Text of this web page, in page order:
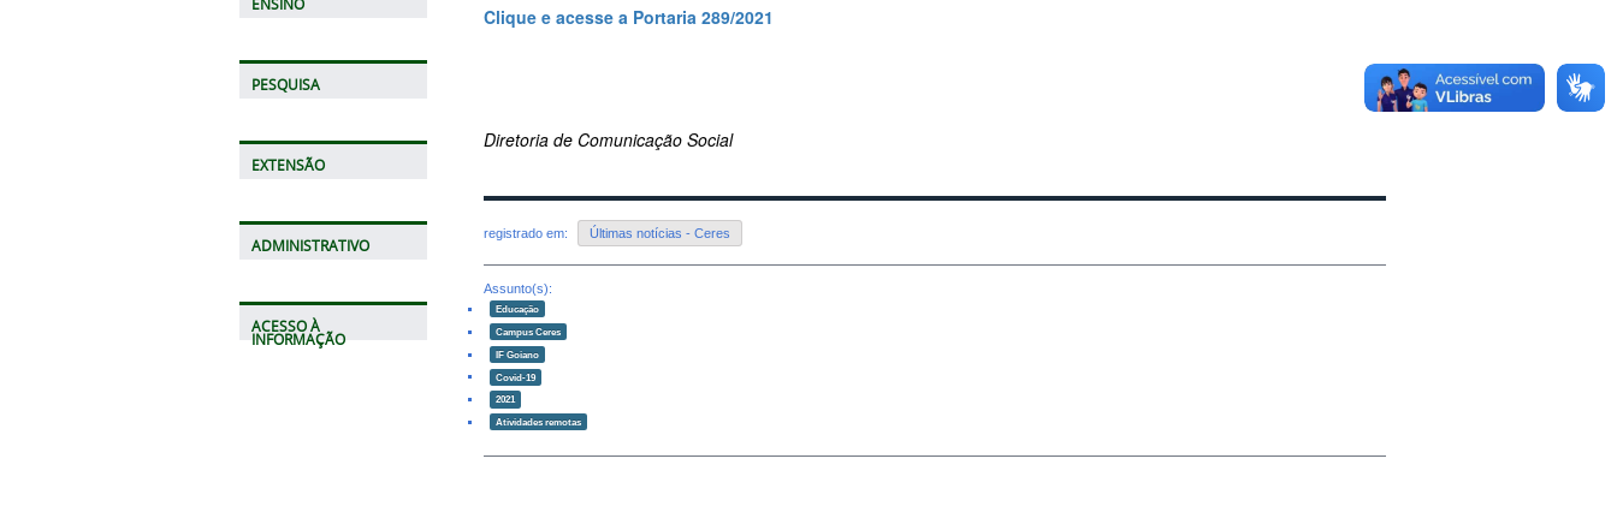
ENSINO
PESQUISA
EXTENSÃO
ADMINISTRATIVO
ACESSO À
INFORMAÇÃO
Clique e acesse a Portaria 289/2021
Diretoria de Comunicação Social
registrado em: Últimas notícias - Ceres
Assunto(s):
Educação
Campus Ceres
IF Goiano
Covid-19
2021
Atividades remotas